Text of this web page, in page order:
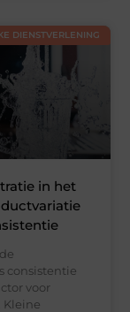
DIENSTVERLENING
in het
consistentie
voor